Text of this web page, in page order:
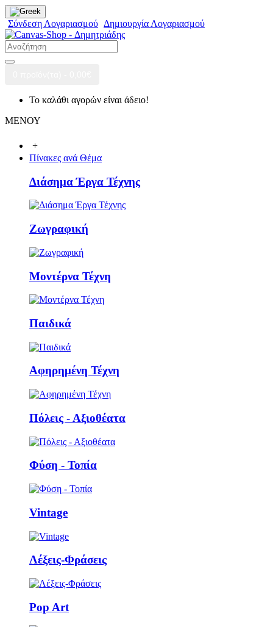
Σύνδεση Λογαριασμού Δημιουργία Λογαριασμού
Το καλάθι αγορών είναι άδειο!
ΜΕΝΟΥ
+
Πίνακες ανά Θέμα
Διάσημα Έργα Τέχνης
Ζωγραφική
Μοντέρνα Τέχνη
Παιδικά
Αφηρημένη Τέχνη
Πόλεις - Αξιοθέατα
Φύση - Τοπία
Vintage
Λέξεις-Φράσεις
Pop Art